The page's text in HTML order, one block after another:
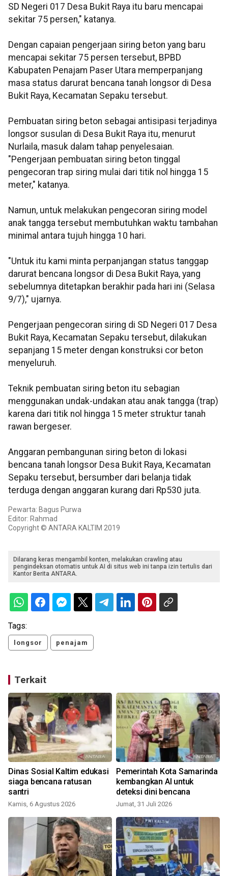
SD Negeri 017 Desa Bukit Raya itu baru mencapai
sekitar 75 persen," katanya.
Dengan capaian pengerjaan siring beton yang baru
mencapai sekitar 75 persen tersebut, BPBD
Kabupaten Penajam Paser Utara memperpanjang
masa status darurat bencana tanah longsor di Desa
Bukit Raya, Kecamatan Sepaku tersebut.
Pembuatan siring beton sebagai antisipasi terjadinya
longsor susulan di Desa Bukit Raya itu, menurut
Nurlaila, masuk dalam tahap penyelesaian.
"Pengerjaan pembuatan siring beton tinggal
pengecoran trap siring mulai dari titik nol hingga 15
meter," katanya.
Namun, untuk melakukan pengecoran siring model
anak tangga tersebut membutuhkan waktu tambahan
minimal antara tujuh hingga 10 hari.
"Untuk itu kami minta perpanjangan status tanggap
darurat bencana longsor di Desa Bukit Raya, yang
sebelumnya ditetapkan berakhir pada hari ini (Selasa
9/7)," ujarnya.
Pengerjaan pengecoran siring di SD Negeri 017 Desa
Bukit Raya, Kecamatan Sepaku tersebut, dilakukan
sepanjang 15 meter dengan konstruksi cor beton
menyeluruh.
Teknik pembuatan siring beton itu sebagian
menggunakan undak-undakan atau anak tangga (trap)
karena dari titik nol hingga 15 meter struktur tanah
rawan bergeser.
Anggaran pembangunan siring beton di lokasi
bencana tanah longsor Desa Bukit Raya, Kecamatan
Sepaku tersebut, bersumber dari belanja tidak
terduga dengan anggaran kurang dari Rp530 juta.
Pewarta: Bagus Purwa
Editor: Rahmad
Copyright © ANTARA KALTIM 2019
Dilarang keras mengambil konten, melakukan crawling atau
pengindeksan otomatis untuk AI di situs web ini tanpa izin tertulis dari
Kantor Berita ANTARA.
Tags:
longsor penajam
Terkait
Dinas Sosial Kaltim edukasi
siaga bencana ratusan
santri
Kamis, 6 Agustus 2026
Pemerintah Kota Samarinda
kembangkan AI untuk
deteksi dini bencana
Jumat, 31 Juli 2026